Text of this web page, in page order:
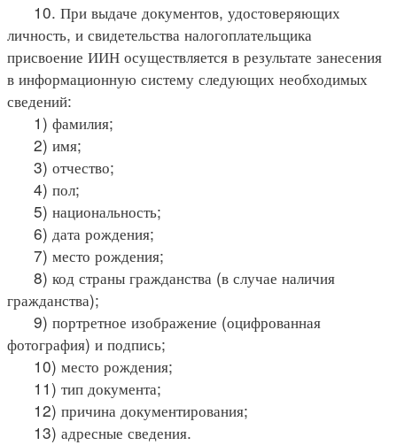
10. При выдаче документов, удостоверяющих
личность, и свидетельства налогоплательщика
присвоение ИИН осуществляется в результате занесения
в информационную систему следующих необходимых
сведений:
1) фамилия;
2) имя;
3) отчество;
4) пол;
5) национальность;
6) дата рождения;
7) место рождения;
8) код страны гражданства (в случае наличия
гражданства);
9) портретное изображение (оцифрованная
фотография) и подпись;
10) место рождения;
11) тип документа;
12) причина документирования;
13) адресные сведения.